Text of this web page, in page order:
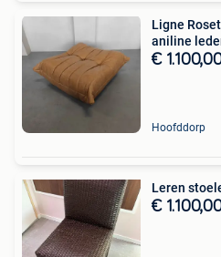
Ligne
aniline
€
Hoofddorp
Leren
€